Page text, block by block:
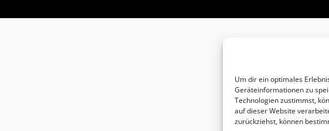
Um dir ein optimales
Geräteinformationen zu
Technologien zustimmst,
auf dieser Website
zurückziehst, können